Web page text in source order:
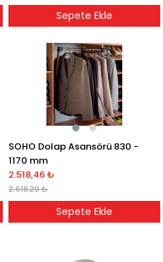
Sepete Ekle
SOHO Dolap Asansörü 830 -
1170 mm
2.518,46 ₺
2.618,20 ₺
Sepete Ekle